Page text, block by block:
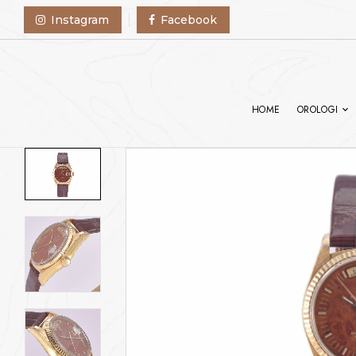
Instagram Facebook
HOME OROLOGI